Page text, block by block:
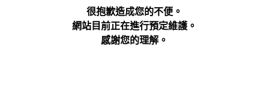
很抱歉造成您的不便。
網站目前正在進行預定維護。
感謝您的理解。